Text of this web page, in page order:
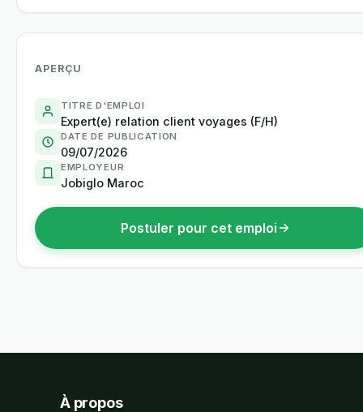
APERÇU
TITRE D'EMPLOI
Expert(e) relation client voyages (F/H)
DATE DE PUBLICATION
09/07/2026
EMPLOYEUR
Jobiglo Maroc
Postuler pour cet emploi
À propos